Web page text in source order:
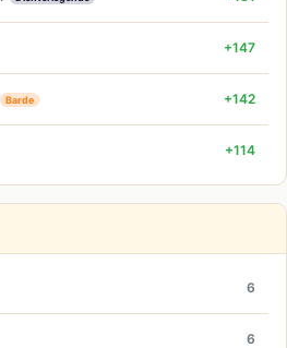
+147
Barde +142
+114
6
6